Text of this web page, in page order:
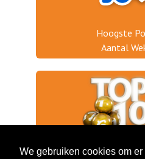
Hoogste
Aantal
Jaargang
We gebruiken cookies om er